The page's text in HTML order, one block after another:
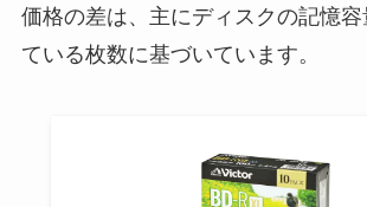
皇室カレンダー
書店で購入でき
かしいって口コ
段ボールストッ
どのホームセン
価格の差は、主にディスクの記憶
ている枚数に基づいています。